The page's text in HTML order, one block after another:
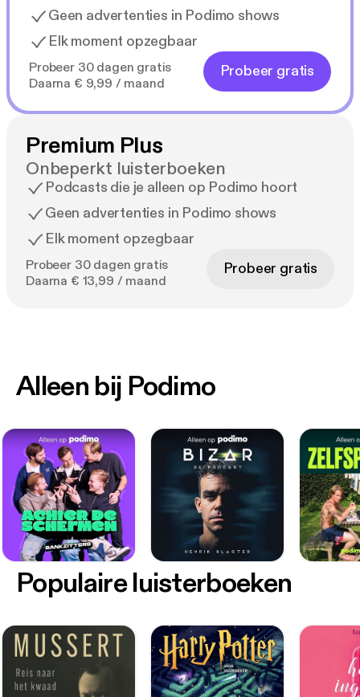
Geen advertenties in Podimo shows
Elk moment opzegbaar
Probeer 30 dagen gratis
Daarna € 9,99 / maand
Probeer gratis
Premium Plus
Onbeperkt luisterboeken
Podcasts die je alleen op Podimo hoort
Geen advertenties in Podimo shows
Elk moment opzegbaar
Probeer 30 dagen gratis
Daarna € 13,99 / maand
Probeer gratis
Alleen bij Podimo
Populaire luisterboeken